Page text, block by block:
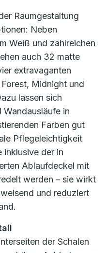
Raumgestaltung
Neben
Weiß und zahlreichen
auch 32 matte
extravaganten
Midnight und
lassen sich
in
Farben gut
Pflegeleichtigkeit
inklusive der in
Ablaufdeckel mit
werden – sie wirkt
und reduziert
der Schalen